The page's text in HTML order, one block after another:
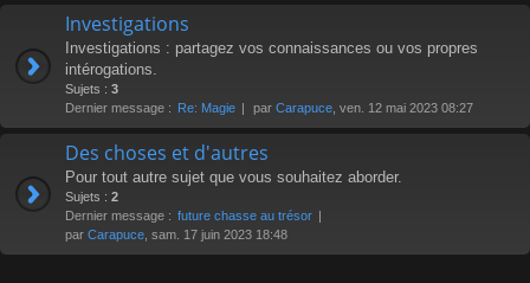
Investigations
Investigations : partagez vos connaissances ou vos propres
intérogations.
Sujets : 3
Dernier message : Re: Magie par Carapuce , ven. 12 mai 2023 08:27
Des choses et d'autres
Pour tout autre sujet que vous souhaitez aborder.
Sujets : 2
Dernier message : future chasse au trésor
par Carapuce , sam. 17 juin 2023 18:48